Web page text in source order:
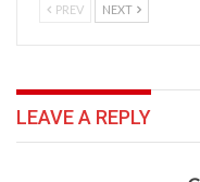
PREV NEXT
LEAVE A REPLY